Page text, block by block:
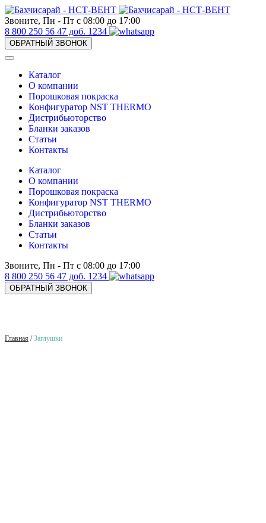
Звоните, Пн - Пт с 08:00 до 17:00
8 800 250 56 47 доб. 1234
ОБРАТНЫЙ ЗВОНОК
Каталог
О компании
Порошковая покраска
Конфигуратор NST THERMO
Дистрибьюторство
Бланки заказов
Статьи
Контакты
Каталог
О компании
Порошковая покраска
Конфигуратор NST THERMO
Дистрибьюторство
Бланки заказов
Статьи
Контакты
Звоните, Пн - Пт с 08:00 до 17:00
8 800 250 56 47 доб. 1234
ОБРАТНЫЙ ЗВОНОК
Главная /Заглушки